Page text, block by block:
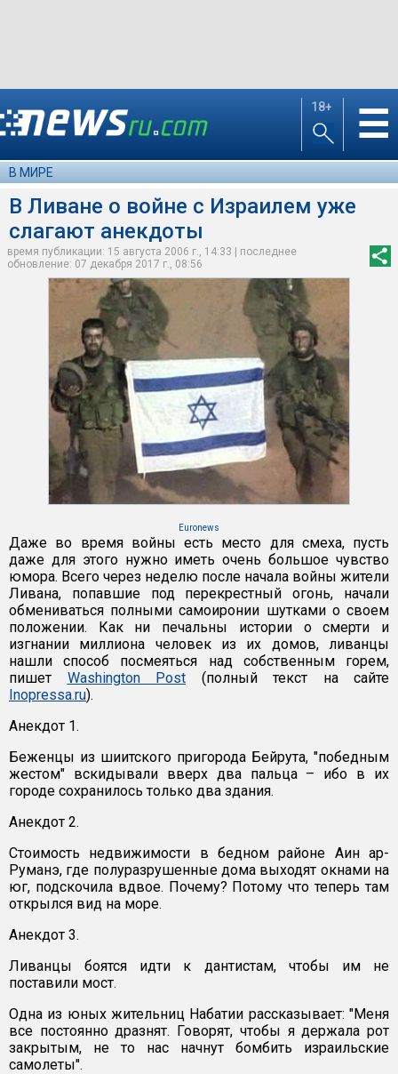
18+ ☰
В МИРЕ
В Ливане о войне с Израилем уже
слагают анекдоты
время публикации: 15 августа 2006 г., 14:33 | последнее
обновление: 07 декабря 2017 г., 08:56
Euronews
Даже во время войны есть место для смеха, пусть
даже для этого нужно иметь очень большое чувство
юмора. Всего через неделю после начала войны жители
Ливана, попавшие под перекрестный огонь, начали
обмениваться полными самоиронии шутками о своем
положении. Как ни печальны истории о смерти и
изгнании миллиона человек из их домов, ливанцы
нашли способ посмеяться над собственным горем,
пишет Washington Post (полный текст на сайте
Inopressa.ru).
Анекдот 1.
Беженцы из шиитского пригорода Бейрута, "победным
жестом" вскидывали вверх два пальца – ибо в их
городе сохранилось только два здания.
Анекдот 2.
Стоимость недвижимости в бедном районе Аин ар-
Руманэ, где полуразрушенные дома выходят окнами на
юг, подскочила вдвое. Почему? Потому что теперь там
открылся вид на море.
Анекдот 3.
Ливанцы боятся идти к дантистам, чтобы им не
поставили мост.
Одна из юных жительниц Набатии рассказывает: "Меня
все постоянно дразнят. Говорят, чтобы я держала рот
закрытым, не то нас начнут бомбить израильские
самолеты".